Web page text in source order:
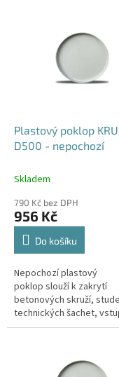
Plastový poklop
D500 - nepochozí
Skladem
790 Kč bez DPH
956 Kč
Do košíku
Nepochozí plastový
poklop slouží k zakrytí
betonových skruží,
technických šachet,
sklepa, nádrží, jímek,